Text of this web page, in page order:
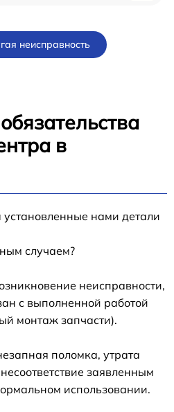
неисправность
в
установленные нами детали
случаем?
неисправности,
с выполненной работой
монтаж запчасти).
поломка, утрата
заявленным
использовании.